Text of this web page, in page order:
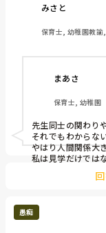
いません。
みさと
保育士, 幼稚園教諭
まあさ
保育士, 幼稚園
先生同士の関わり
それでもわからな
やはり人間関係大
私は見学だけでは
のであればお願い
愚痴